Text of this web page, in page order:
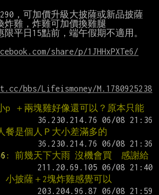
，可加價升級大披薩或新品披薩
炸雞，炸雞可加價換雞腿
限平日15點前，端午假期不適用。
share/p/1JHHxPXTe6/
bbs/Lifeismoney/M.1780925238
p ＋兩塊雞好像還可以？原本只能
餐是個人Ｐ大小差滿多的
: 前幾天下大雨 沒機會買  感謝給
小披薩＋2塊炸雞感覺可以